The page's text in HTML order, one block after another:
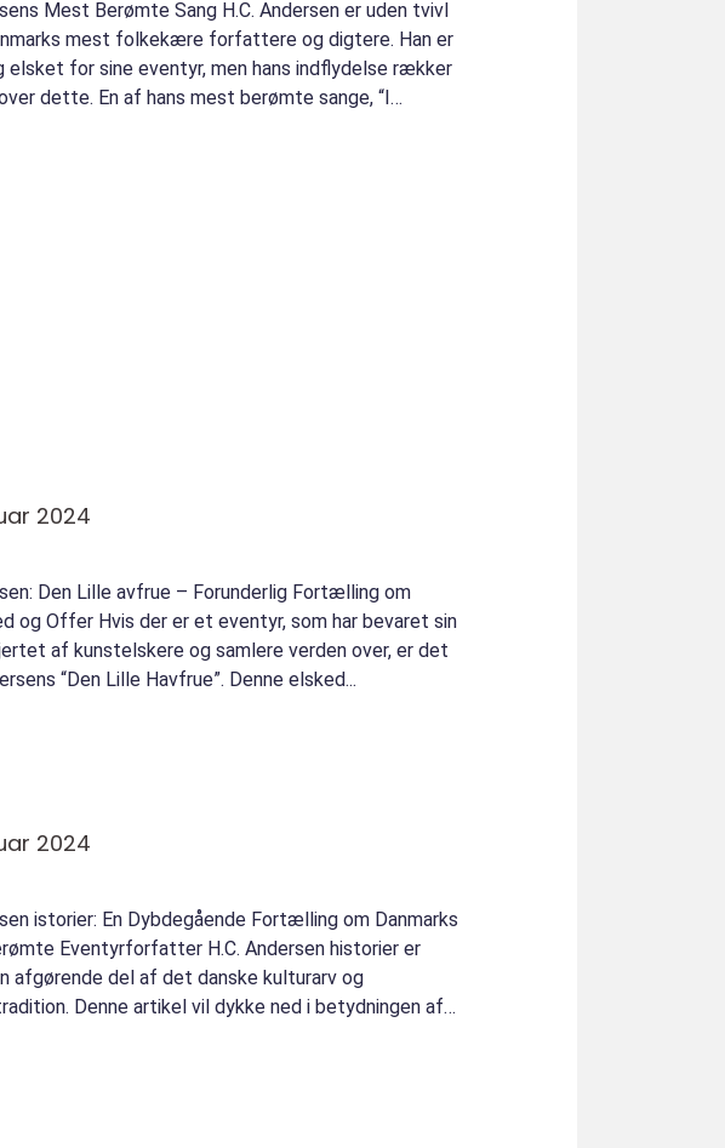
Mest Berømte Sang H.C. Andersen er uden tvivl
mest folkekære forfattere og digtere. Han er
elsket for sine eventyr, men hans indflydelse rækker
dette. En af hans mest berømte sange, “I
2024
Den Lille avfrue – Forunderlig Fortælling om
og Offer Hvis der er et eventyr, som har bevaret sin
af kunstelskere og samlere verden over, er det
“Den Lille Havfrue”. Denne elsked...
2024
istorier: En Dybdegående Fortælling om Danmarks
Eventyrforfatter H.C. Andersen historier er
afgørende del af det danske kulturarv og
Denne artikel vil dykke ned i betydningen af